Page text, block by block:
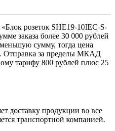
розеток SHE19-10IEC-S-
заказа более 30 000 рублей
сумму, тогда цена
Отправка за пределы МКАД
тарифу 800 рублей плюс 25
доставку продукции во все
транспортной компанией.